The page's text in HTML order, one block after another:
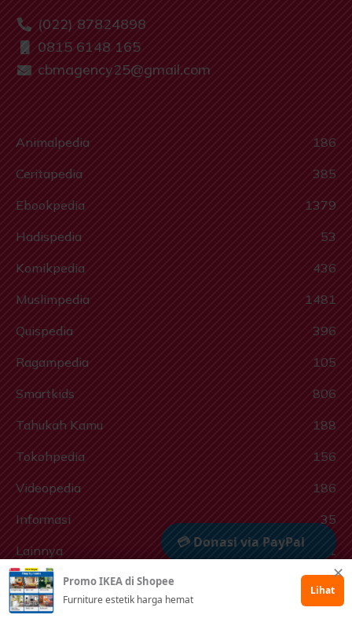
(022) 87824898
0815 6148 165
cbmagency25@gmail.com
Animalpedia
186
Ceritapedia
385
Ebookpedia
1379
Hadispedia
53
Komikpedia
436
Muslimpedia
1481
Quispedia
396
Ragampedia
105
Smartkids
806
Tahukah Kamu
188
Tokohpedia
156
Videopedia
186
Informasi
35
Lainnya
11
💳 Donasi via PayPal
🤲 Dukung via Kitabisa
✕
Promo IKEA di Shopee
Furniture estetik harga hemat
Lihat